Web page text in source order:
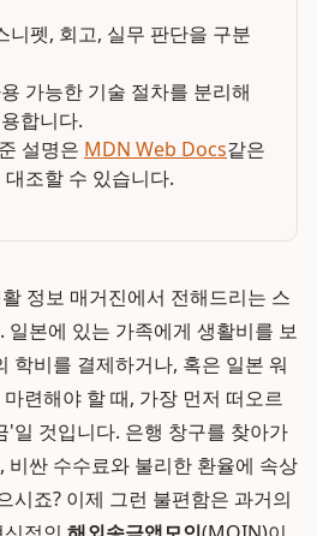
니펫, 회고, 실무 판단을 구분
가능한 기술 절차를 분리해
합니다.
설명은 MDN Web Docs같은
조할 수 있습니다.
정보 매거진에서 전해드리는 스
일본에 있는 가족에게 생활비를 보
학비를 결제하거나, 혹은 일본 워
련해야 할 때, 가장 먼저 떠오르
'일 것입니다. 은행 창구를 찾아가
비싼 수수료와 불리한 환율에 속상
시죠? 이제 그런 불편함은 과거의